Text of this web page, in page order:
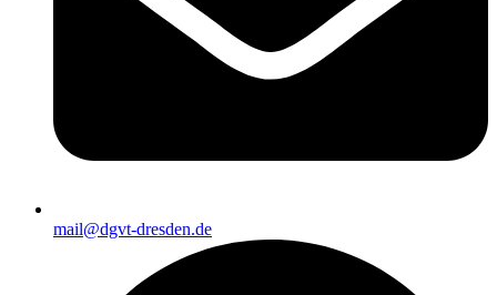
mail@dgvt-dresden.de